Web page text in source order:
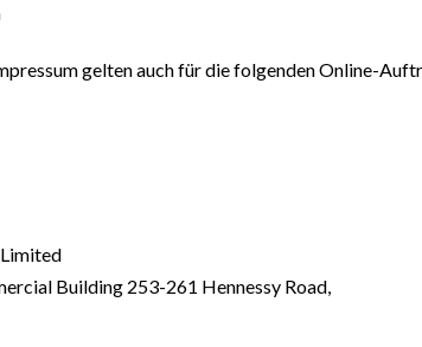
gelten auch für die folgenden Online-
Building 253-261 Hennessy Road,